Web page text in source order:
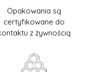
Opakowania są
certyfikowane do
z żywnością